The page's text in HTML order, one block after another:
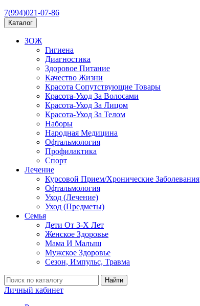
7(994)021-07-86
Каталог
ЗОЖ
Гигиена
Диагностика
Здоровое Питание
Качество Жизни
Красота Сопутствующие Товары
Красота-Уход За Волосами
Красота-Уход За Лицом
Красота-Уход За Телом
Наборы
Народная Медицина
Офтальмология
Профилактика
Спорт
Лечение
Курсовой Прием/Хронические Заболевания
Офтальмология
Уход (Лечение)
Уход (Предметы)
Семья
Дети От 3-Х Лет
Женское Здоровье
Мама И Малыш
Мужское Здоровье
Сезон, Импульс, Травма
Найти
Личный кабинет